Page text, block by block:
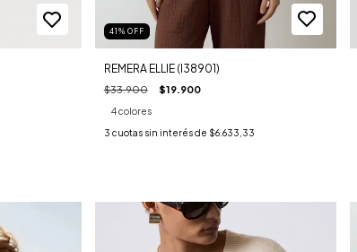
41 % OFF
REMERA ELLIE (I38901)
$33.900 $19.900
4 colores
3 cuotas sin interés de $6.633,33